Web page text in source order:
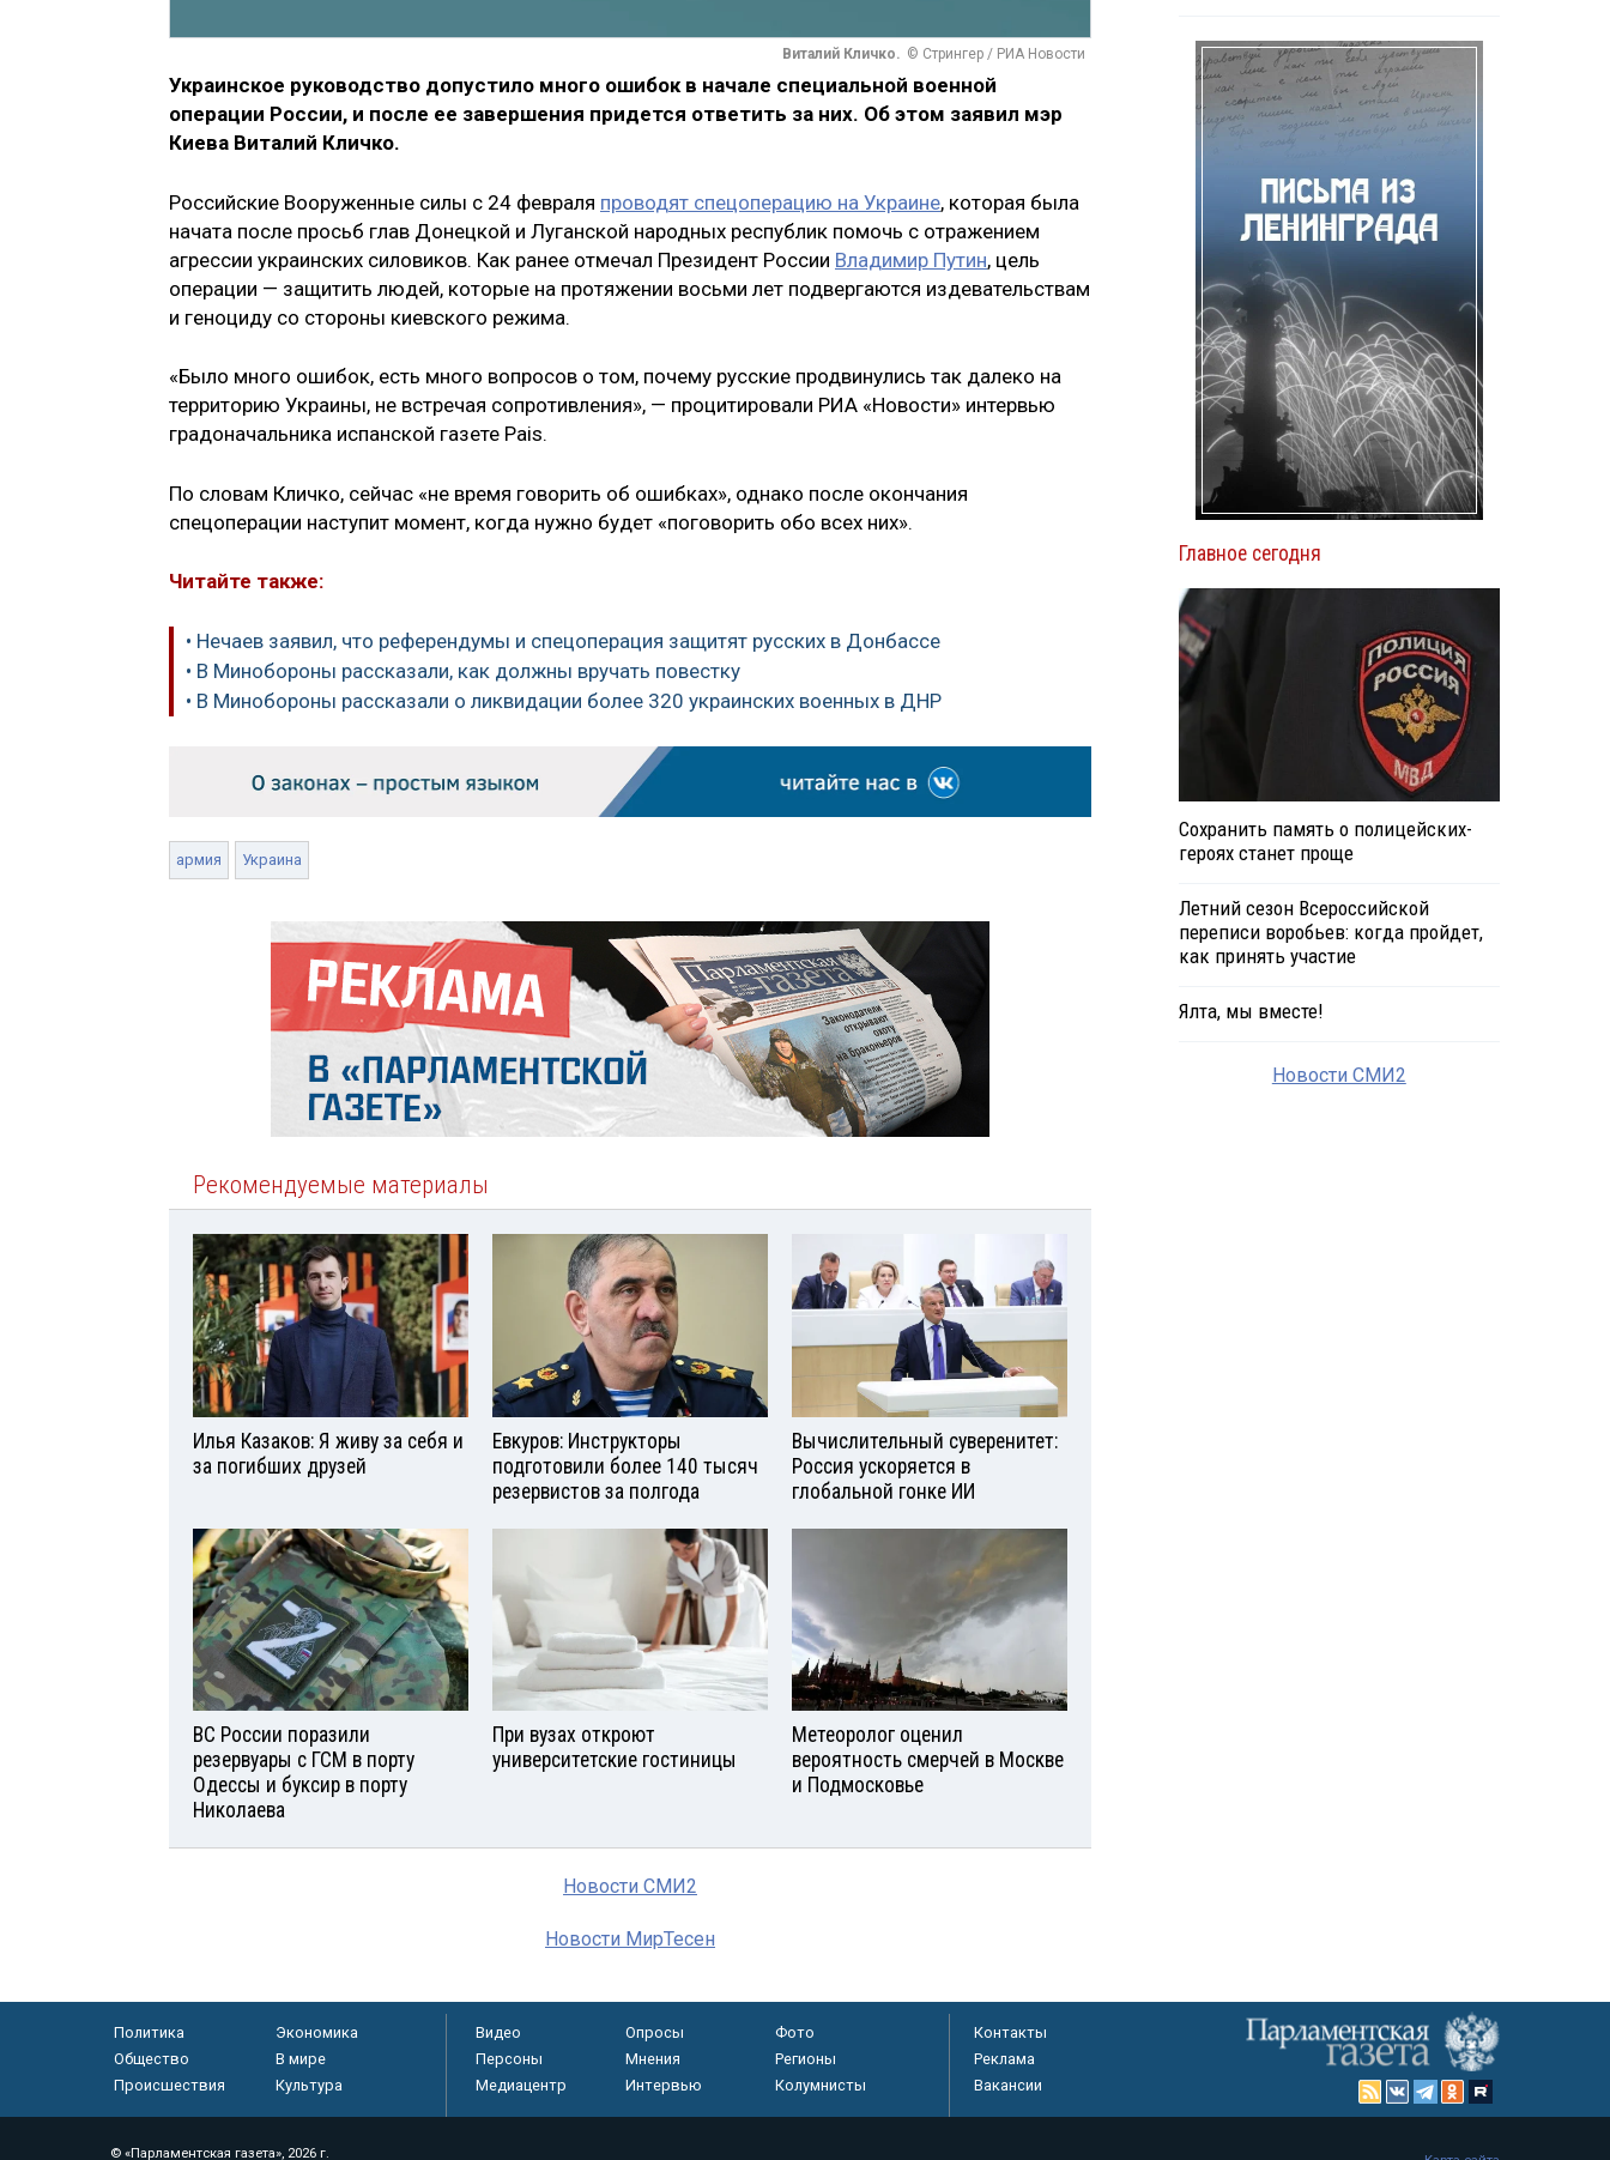
Виталий Кличко. © Стрингер / РИА Новости
Украинское руководство допустило много ошибок в начале специальной военной
операции России, и после ее завершения придется ответить за них. Об этом заявил мэр
Киева Виталий Кличко.
Российские Вооруженные силы с 24 февраля проводят спецоперацию на Украине, которая была
начата после просьб глав Донецкой и Луганской народных республик помочь с отражением
агрессии украинских силовиков. Как ранее отмечал Президент России Владимир Путин, цель
операции — защитить людей, которые на протяжении восьми лет подвергаются издевательствам
и геноциду со стороны киевского режима.
«Было много ошибок, есть много вопросов о том, почему русские продвинулись так далеко на
территорию Украины, не встречая сопротивления», — процитировали РИА «Новости» интервью
градоначальника испанской газете Pais.
По словам Кличко, сейчас «не время говорить об ошибках», однако после окончания
спецоперации наступит момент, когда нужно будет «поговорить обо всех них».
Читайте также:
• Нечаев заявил, что референдумы и спецоперация защитят русских в Донбассе
• В Минобороны рассказали, как должны вручать повестку
• В Минобороны рассказали о ликвидации более 320 украинских военных в ДНР
армия Украина
Рекомендуемые материалы
Илья Казаков: Я живу за себя и
за погибших друзей
Евкуров: Инструкторы
подготовили более 140 тысяч
резервистов за полгода
Вычислительный суверенитет:
Россия ускоряется в
глобальной гонке ИИ
ВС России поразили
резервуары с ГСМ в порту
Одессы и буксир в порту
Николаева
При вузах откроют
университетские гостиницы
Метеоролог оценил
вероятность смерчей в Москве
и Подмосковье
Новости СМИ2
Новости МирТесен
Главное сегодня
Сохранить память о полицейских-
героях станет проще
Летний сезон Всероссийской
переписи воробьев: когда пройдет,
как принять участие
Ялта, мы вместе!
Новости СМИ2
Политика
Экономика
Общество
В мире
Происшествия
Культура
Видео Опросы
Фото
Персоны
Мнения
Регионы
Медиацентр
Интервью Колумнисты
Контакты
Реклама
Вакансии
© «Парламентская газета», 2026 г.